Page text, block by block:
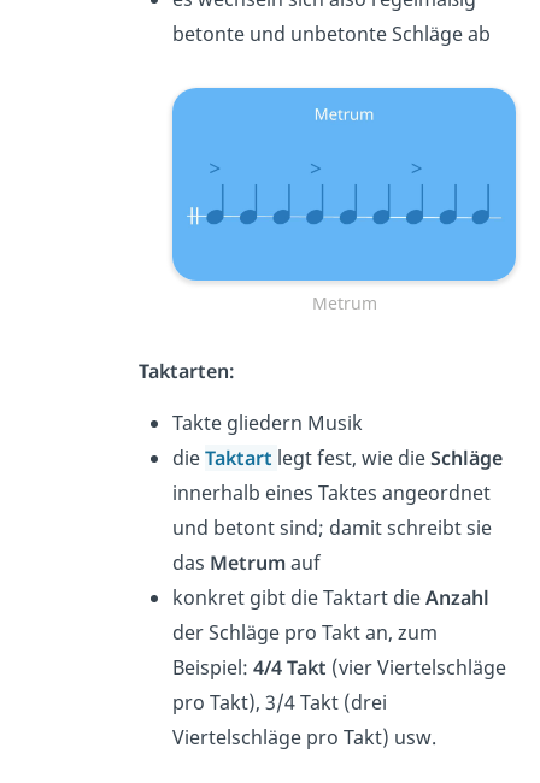
betonte und unbetonte Schläge ab
Metrum
Taktarten:
Takte gliedern Musik
dieTaktart legt fest, wie dieSchläge
innerhalb eines Taktes angeordnet
und betont sind; damit schreibt sie
das Metrumauf
konkret gibt die Taktart dieAnzahl
der Schläge pro Takt an, zum
Beispiel: 4/4 Takt (vier Viertelschläge
pro Takt), 3/4 Takt (drei
Viertelschläge pro Takt) usw.